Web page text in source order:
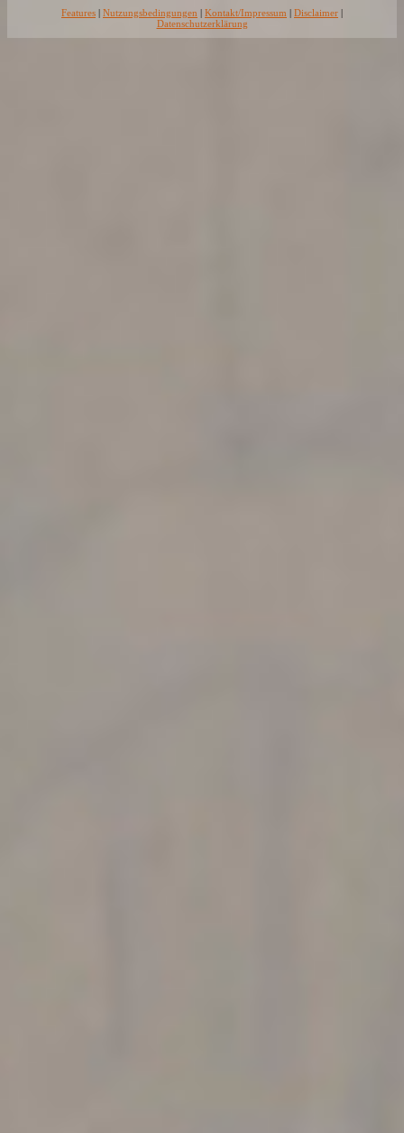
Features | Nutzungsbedingungen | Kontakt/Impressum | Disclaimer |
Datenschutzerklärung